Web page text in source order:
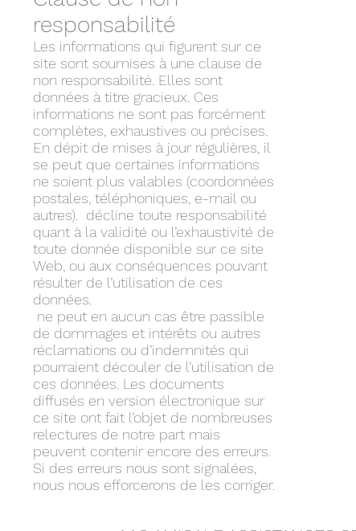
responsabilité
Les informations qui figurent sur ce
site sont soumises à une clause de
non responsabilité. Elles sont
données à titre gracieux. Ces
informations ne sont pas forcément
complètes, exhaustives ou précises.
En dépit de mises à jour régulières, il
se peut que certaines informations
ne soient plus valables (coordonnées
postales, téléphoniques, e-mail ou
autres). décline toute responsabilité
quant à la validité ou l’exhaustivité de
toute donnée disponible sur ce site
Web, ou aux conséquences pouvant
résulter de l’utilisation de ces
données.
ne peut en aucun cas être passible
de dommages et intérêts ou autres
réclamations ou d’indemnités qui
pourraient découler de l’utilisation de
ces données. Les documents
diffusés en version électronique sur
ce site ont fait l’objet de nombreuses
relectures de notre part mais
peuvent contenir encore des erreurs.
Si des erreurs nous sont signalées,
nous nous efforcerons de les corriger.